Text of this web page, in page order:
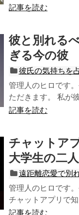
記事を読む
彼と別れる
ぎる今の彼
彼氏の気持ちを
管理人のヒロです
ただきます。 私が
記事を読む
チャットア
大学生の二人
遠距離恋愛で別
管理人のヒロです
チャットアプリで
記事を読む